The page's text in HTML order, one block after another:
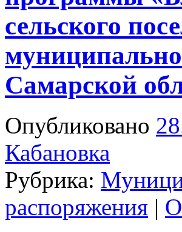
сельского
Самарской
Опубликовано
Кабановка
Рубрика:
распоряжения |